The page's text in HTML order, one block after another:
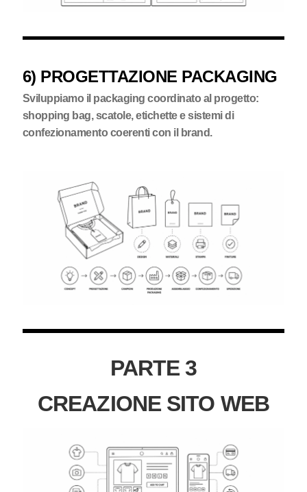
6) PROGETTAZIONE PACKAGING
Sviluppiamo il packaging coordinato al progetto:
shopping bag, scatole, etichette e sistemi di
confezionamento coerenti con il brand.
PARTE 3
CREAZIONE SITO WEB